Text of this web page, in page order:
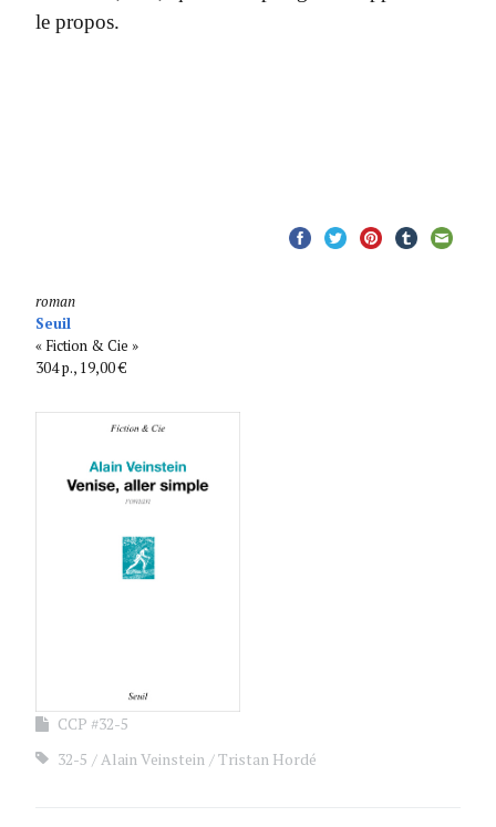
le propos.
roman
Seuil
« Fiction & Cie »
304 p., 19,00 €
CCP #32-5
32-5
Alain Veinstein Tristan Hordé